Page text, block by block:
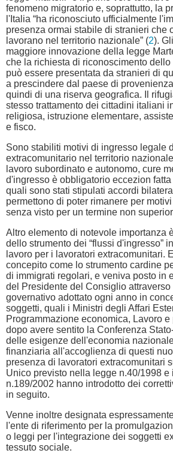
fenomeno migratorio e, soprattutto, la
l'Italia “ha riconosciuto ufficialmente
presenza ormai stabile di stranieri che
lavorano nel territorio nazionale” (2).
maggiore innovazione della legge
che la richiesta di riconoscimento
può essere presentata da stranieri di
a prescindere dal paese di
quindi di una riserva geografica. Il
stesso trattamento dei cittadini italiani
religiosa, istruzione elementare,
e fisco.
Sono stabiliti motivi di ingresso legale
extracomunitario nel territorio
lavoro subordinato e autonomo, cure
d'ingresso è obbligatorio eccezion
quali sono stati stipulati accordi
permettono di poter rimanere per
senza visto per un termine non
Altro elemento di notevole importanza
dello strumento dei “flussi d'ingresso”
lavoro per i lavoratori extracomunitari.
concepito come lo strumento cardine
di immigrati regolari, e veniva posto in
del Presidente del Consiglio
governativo adottato ogni anno in
soggetti, quali i Ministri degli Affari
Programmazione economica, Lavoro
dopo avere sentito la Conferenza
delle esigenze dell'economia
finanziaria all'accoglienza di questi
presenza di lavoratori extracomunitari
Unico previsto nella legge n.40/1998
n.189/2002 hanno introdotto dei
in seguito.
Venne inoltre designata
l'ente di riferimento per la
o leggi per l'integrazione dei soggetti
tessuto sociale.